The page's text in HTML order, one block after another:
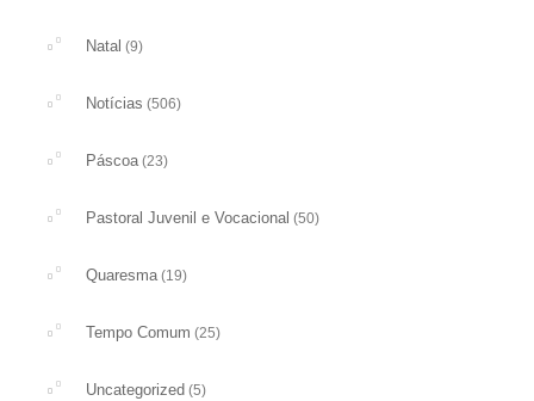
Natal (9)
Notícias (506)
Páscoa(23)
Pastoral Juvenil e Vocacional (50)
Quaresma(19)
Tempo Comum (25)
Uncategorized (5)